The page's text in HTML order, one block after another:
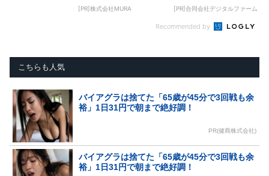
[PR]株式会社MURA [PR]合同会社デジタルファーム
Recommended by
こちらも人気
バイアグラは捨てた「65歳が45分で3回戦も余
裕」1日31円で朝まで絶好調！
PR(健商株式会社)
バイアグラは捨てた「65歳が45分で3回戦も余
裕」1日31円で朝まで絶好調！